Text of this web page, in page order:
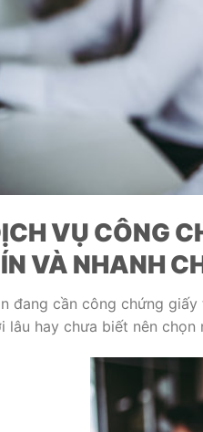
VỤ CÔNG
VÀ NHANH
đang cần công chứng
lâu hay chưa biết nên chọn